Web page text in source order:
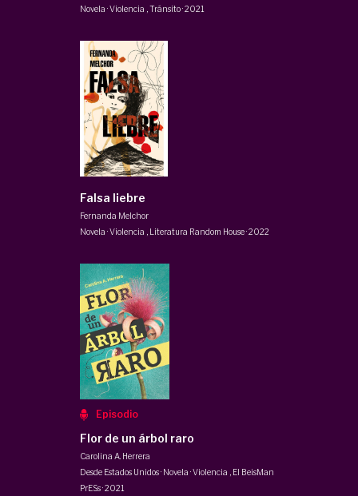
Novela · Violencia Tránsito·2021
Falsa liebre
Fernanda Melchor
Novela · Violencia
Literatura Random House·2022
Episodio
Flor de un árbol raro
Carolina A. Herrera
Desde Estados Unidos · Novela · Violencia
El BeisMan
PrESs·2021